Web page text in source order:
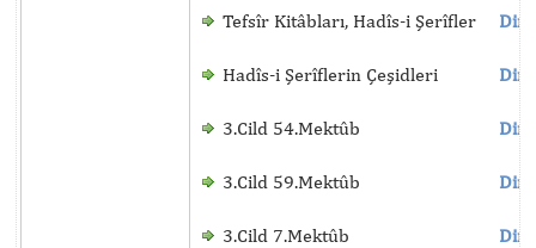
Tefsîr Kitâbları, Hadîs-i Şerîfler
Hadîs-i Şerîflerin Çeşidleri
3.Cild 54.Mektûb
3.Cild 59.Mektûb
3.Cild 7.Mektûb